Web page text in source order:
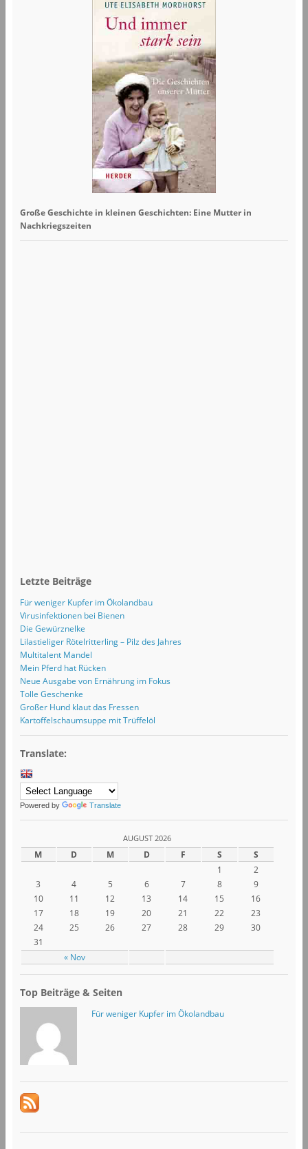
Große Geschichte in kleinen Geschichten: Eine Mutter in
Nachkriegszeiten
Letzte Beiträge
Für weniger Kupfer im Ökolandbau
Virusinfektionen bei Bienen
Die Gewürznelke
Lilastieliger Rötelritterling – Pilz des Jahres
Multitalent Mandel
Mein Pferd hat Rücken
Neue Ausgabe von Ernährung im Fokus
Tolle Geschenke
Großer Hund klaut das Fressen
Kartoffelschaumsuppe mit Trüffelöl
Translate:
Powered by Translate
AUGUST 2026
M D M D F S S
« Nov
1
2
3
4 5 6 7 8
9
10
11 12 13 14 15
16
17
18 19 20 21 22
23
24
25 26 27 28 29
30
31
Top Beiträge & Seiten
Für weniger Kupfer im Ökolandbau